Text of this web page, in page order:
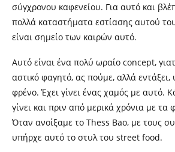
σύγχρονου καφενείου. Για αυτό και
πολλά καταστήματα εστίασης αυτού
είναι σημείο των καιρών αυτό.
Αυτό είναι ένα πολύ ωραίο concept,
αστικό φαγητό, ας πούμε, αλλά εντάξει,
φρένο. Έχει γίνει ένας χαμός με αυτό.
γίνει και πριν από μερικά χρόνια με τα
Όταν ανοίξαμε το Thess Bao, με τους
υπήρχε αυτό το στυλ του street food.